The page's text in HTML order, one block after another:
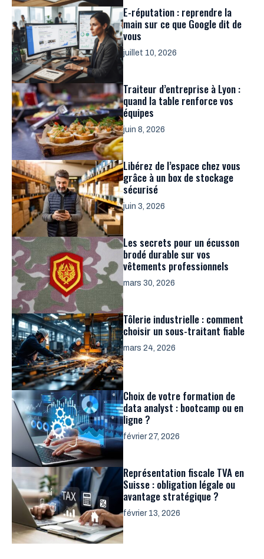
E-réputation : reprendre la
main sur ce que Google dit de
vous
juillet 10, 2026
Traiteur d’entreprise à Lyon :
quand la table renforce vos
équipes
juin 8, 2026
Libérez de l’espace chez vous
grâce à un box de stockage
sécurisé
juin 3, 2026
Les secrets pour un écusson
brodé durable sur vos
vêtements professionnels
mars 30, 2026
Tôlerie industrielle : comment
choisir un sous-traitant fiable
mars 24, 2026
Choix de votre formation de
data analyst : bootcamp ou en
ligne ?
février 27, 2026
Représentation fiscale TVA en
Suisse : obligation légale ou
avantage stratégique ?
février 13, 2026